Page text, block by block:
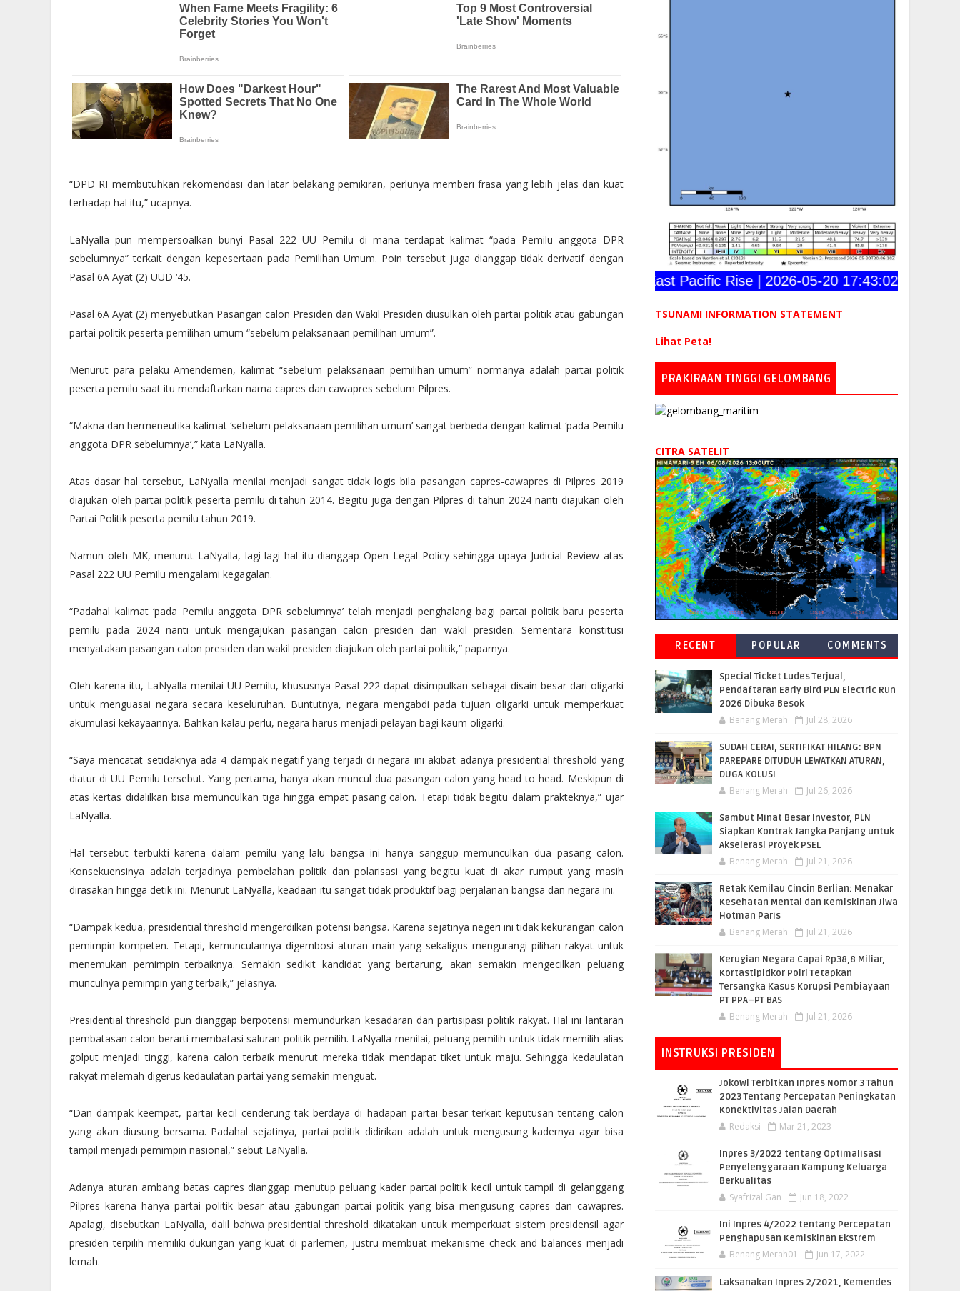
“DPD RI membutuhkan rekomendasi dan latar belakang pemikiran, perlunya memberi frasa yang lebih jelas dan kuat
terhadap hal itu,” ucapnya.
LaNyalla pun mempersoalkan bunyi Pasal 222 UU Pemilu di mana terdapat kalimat “pada Pemilu anggota DPR
sebelumnya” terkait dengan kepesertaan pada Pemilihan Umum. Poin tersebut juga dianggap tidak derivatif dengan
Pasal 6A Ayat (2) UUD ‘45.
Pasal 6A Ayat (2) menyebutkan Pasangan calon Presiden dan Wakil Presiden diusulkan oleh partai politik atau gabungan
partai politik peserta pemilihan umum “sebelum pelaksanaan pemilihan umum”.
Menurut para pelaku Amendemen, kalimat “sebelum pelaksanaan pemilihan umum” normanya adalah partai politik
peserta pemilu saat itu mendaftarkan nama capres dan cawapres sebelum Pilpres.
“Makna dan hermeneutika kalimat ‘sebelum pelaksanaan pemilihan umum’ sangat berbeda dengan kalimat ‘pada Pemilu
anggota DPR sebelumnya’,” kata LaNyalla.
Atas dasar hal tersebut, LaNyalla menilai menjadi sangat tidak logis bila pasangan capres-cawapres di Pilpres 2019
diajukan oleh partai politik peserta pemilu di tahun 2014. Begitu juga dengan Pilpres di tahun 2024 nanti diajukan oleh
Partai Politik peserta pemilu tahun 2019.
Namun oleh MK, menurut LaNyalla, lagi-lagi hal itu dianggap Open Legal Policy sehingga upaya Judicial Review atas
Pasal 222 UU Pemilu mengalami kegagalan.
“Padahal kalimat ‘pada Pemilu anggota DPR sebelumnya’ telah menjadi penghalang bagi partai politik baru peserta
pemilu pada 2024 nanti untuk mengajukan pasangan calon presiden dan wakil presiden. Sementara konstitusi
menyatakan pasangan calon presiden dan wakil presiden diajukan oleh partai politik,” paparnya.
Oleh karena itu, LaNyalla menilai UU Pemilu, khususnya Pasal 222 dapat disimpulkan sebagai disain besar dari oligarki
untuk menguasai negara secara keseluruhan. Buntutnya, negara mengabdi pada tujuan oligarki untuk memperkuat
akumulasi kekayaannya. Bahkan kalau perlu, negara harus menjadi pelayan bagi kaum oligarki.
“Saya mencatat setidaknya ada 4 dampak negatif yang terjadi di negara ini akibat adanya presidential threshold yang
diatur di UU Pemilu tersebut. Yang pertama, hanya akan muncul dua pasangan calon yang head to head. Meskipun di
atas kertas didalilkan bisa memunculkan tiga hingga empat pasang calon. Tetapi tidak begitu dalam prakteknya,” ujar
LaNyalla.
Hal tersebut terbukti karena dalam pemilu yang lalu bangsa ini hanya sanggup memunculkan dua pasang calon.
Konsekuensinya adalah terjadinya pembelahan politik dan polarisasi yang begitu kuat di akar rumput yang masih
dirasakan hingga detik ini. Menurut LaNyalla, keadaan itu sangat tidak produktif bagi perjalanan bangsa dan negara ini.
“Dampak kedua, presidential threshold mengerdilkan potensi bangsa. Karena sejatinya negeri ini tidak kekurangan calon
pemimpin kompeten. Tetapi, kemunculannya digembosi aturan main yang sekaligus mengurangi pilihan rakyat untuk
menemukan pemimpin terbaiknya. Semakin sedikit kandidat yang bertarung, akan semakin mengecilkan peluang
munculnya pemimpin yang terbaik,” jelasnya.
Presidential threshold pun dianggap berpotensi memundurkan kesadaran dan partisipasi politik rakyat. Hal ini lantaran
pembatasan calon berarti membatasi saluran politik pemilih. LaNyalla menilai, peluang pemilih untuk tidak memilih alias
golput menjadi tinggi, karena calon terbaik menurut mereka tidak mendapat tiket untuk maju. Sehingga kedaulatan
rakyat melemah digerus kedaulatan partai yang semakin menguat.
“Dan dampak keempat, partai kecil cenderung tak berdaya di hadapan partai besar terkait keputusan tentang calon
yang akan diusung bersama. Padahal sejatinya, partai politik didirikan adalah untuk mengusung kadernya agar bisa
tampil menjadi pemimpin nasional,” sebut LaNyalla.
Adanya aturan ambang batas capres dianggap menutup peluang kader partai politik kecil untuk tampil di gelanggang
Pilpres karena hanya partai politik besar atau gabungan partai politik yang bisa mengusung capres dan cawapres.
Apalagi, disebutkan LaNyalla, dalil bahwa presidential threshold dikatakan untuk memperkuat sistem presidensil agar
presiden terpilih memiliki dukungan yang kuat di parlemen, justru membuat mekanisme check and balances menjadi
lemah.
"M 6.6 | southern East Pacific Rise | 2026-05-20 17:43:02 (UTC) |
TSUNAMI INFORMATION STATEMENT
Lihat Peta!
PRAKIRAAN TINGGI GELOMBANG
CITRA SATELIT
RECENT POPULAR COMMENTS
Special Ticket Ludes Terjual,
Pendaftaran Early Bird PLN Electric Run
2026 Dibuka Besok
Benang Merah Jul 28, 2026
SUDAH CERAI, SERTIFIKAT HILANG: BPN
PAREPARE DITUDUH LEWATKAN ATURAN,
DUGA KOLUSI
Benang Merah Jul 26, 2026
Sambut Minat Besar Investor, PLN
Siapkan Kontrak Jangka Panjang untuk
Akselerasi Proyek PSEL
Benang Merah Jul 21, 2026
Retak Kemilau Cincin Berlian: Menakar
Kesehatan Mental dan Kemiskinan Jiwa
Hotman Paris
Benang Merah Jul 21, 2026
Kerugian Negara Capai Rp38,8 Miliar,
Kortastipidkor Polri Tetapkan
Tersangka Kasus Korupsi Pembiayaan
PT PPA–PT BAS
Benang Merah Jul 21, 2026
INSTRUKSI PRESIDEN
Jokowi Terbitkan Inpres Nomor 3 Tahun
2023 Tentang Percepatan Peningkatan
Konektivitas Jalan Daerah
Redaksi Mar 21, 2023
Inpres 3/2022 tentang Optimalisasi
Penyelenggaraan Kampung Keluarga
Berkualitas
Syafrizal Gan Jun 18, 2022
Ini Inpres 4/2022 tentang Percepatan
Penghapusan Kemiskinan Ekstrem
Benang Merah01 Jun 17, 2022
Laksanakan Inpres 2/2021, Kemendes